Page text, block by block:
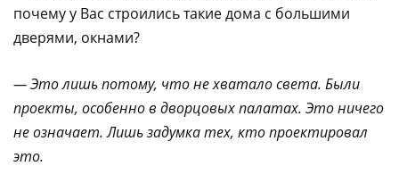
почему у Вас строились такие дома с большими
дверями, окнами?
— Это лишь потому, что не хватало света. Были
проекты, особенно в дворцовых палатах. Это ничего
не означает. Лишь задумка тех, кто проектировал
это.